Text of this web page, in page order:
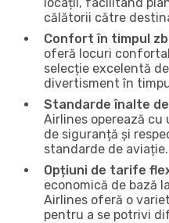
călătorii către
Confort în timpul
oferă locuri
selecție excelentă
divertisment în
Standarde înalte
Airlines operează
de siguranță și
standarde de aviație.
Opțiuni de tarife
economică de bază
Airlines oferă o
pentru a se potrivi